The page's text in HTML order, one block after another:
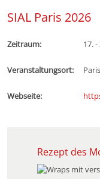
SIAL Paris 2026
Zeitraum: 17.
Veranstaltungsort:
Webseite:
Rezept des